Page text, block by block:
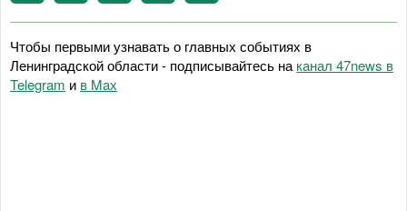
Чтобы первыми узнавать о главных событиях в
Ленинградской области - подписывайтесь на канал 47news в
Telegram и в Maх